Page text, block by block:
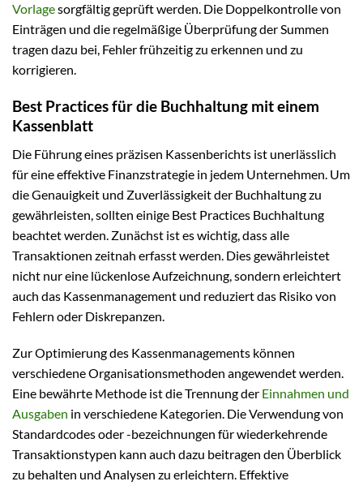
Vorlagesorgfältig geprüft werden. Die Doppelkontrolle von
Einträgen und die regelmäßige Überprüfung der Summen
tragen dazu bei, Fehler frühzeitig zu erkennen und zu
korrigieren.
Best Practices für die Buchhaltung mit einem
Kassenblatt
Die Führung eines präzisen Kassenberichts ist unerlässlich
für eine effektive Finanzstrategie in jedem Unternehmen. Um
die Genauigkeit und Zuverlässigkeit der Buchhaltung zu
gewährleisten, sollten einige Best Practices Buchhaltung
beachtet werden. Zunächst ist es wichtig, dass alle
Transaktionen zeitnah erfasst werden. Dies gewährleistet
nicht nur eine lückenlose Aufzeichnung, sondern erleichtert
auch das Kassenmanagement und reduziert das Risiko von
Fehlern oder Diskrepanzen.
Zur Optimierung des Kassenmanagements können
verschiedene Organisationsmethoden angewendet werden.
Eine bewährte Methode ist die Trennung der Einnahmen und
Ausgaben in verschiedene Kategorien. Die Verwendung von
Standardcodes oder -bezeichnungen für wiederkehrende
Transaktionstypen kann auch dazu beitragen den Überblick
zu behalten und Analysen zu erleichtern. Effektive